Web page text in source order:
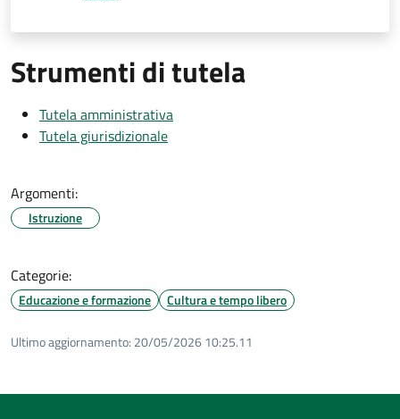
Strumenti di tutela
Tutela amministrativa
Tutela giurisdizionale
Argomenti:
Istruzione
Categorie:
Educazione e formazione Cultura e tempo libero
Ultimo aggiornamento: 20/05/2026 10:25.11